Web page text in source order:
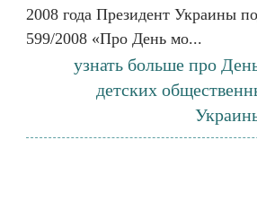
2008 года Президент Украины
599/2008 «Про День мо...
узнать больше про
детских